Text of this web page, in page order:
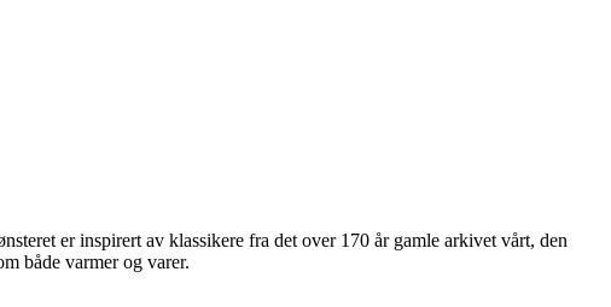
er inspirert av klassikere fra det over 170 år gamle arkivet vårt, den
både varmer og varer.